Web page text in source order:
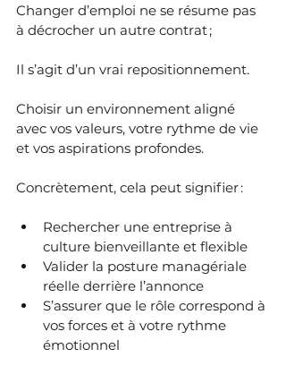
Changer d’emploi ne se résume pas
à décrocher un autre contrat ;
Il s’agit d’un vrai repositionnement.
Choisir un environnement aligné
avec vos valeurs, votre rythme de vie
et vos aspirations profondes.
Concrètement, cela peut signifier :
Rechercher une entreprise à
culture bienveillante et flexible
Valider la posture managériale
réelle derrière l’annonce
S’assurer que le rôle correspond à
vos forces et à votre rythme
émotionnel